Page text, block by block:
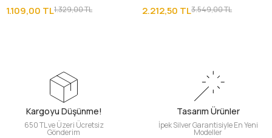
1.109,00 TL1.329,00 TL 2.212,50 TL3.549,00 TL
Kargoyu Düşünme!
650 TL ve Üzeri Ücretsiz
Gönderim
Tasarım Ürünler
İpek Silver Garantisiyle En Yeni
Modeller